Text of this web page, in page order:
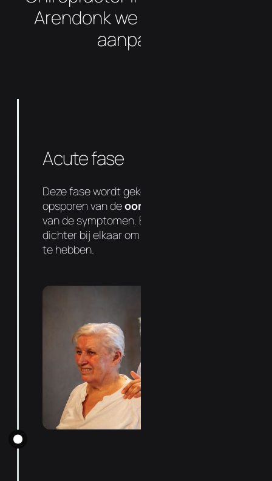
Arendonk we uw klachten
aanpakt?
Acute fase
Deze fase wordt gekenmerkt door het
opsporen van deoorzaak
van de symptomen. Behandelingen liggen
dichter bij elkaar om zo snel mogelijk effect
te hebben.